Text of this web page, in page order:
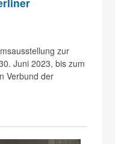
zur
Juni 2023, bis zum
Verbund der